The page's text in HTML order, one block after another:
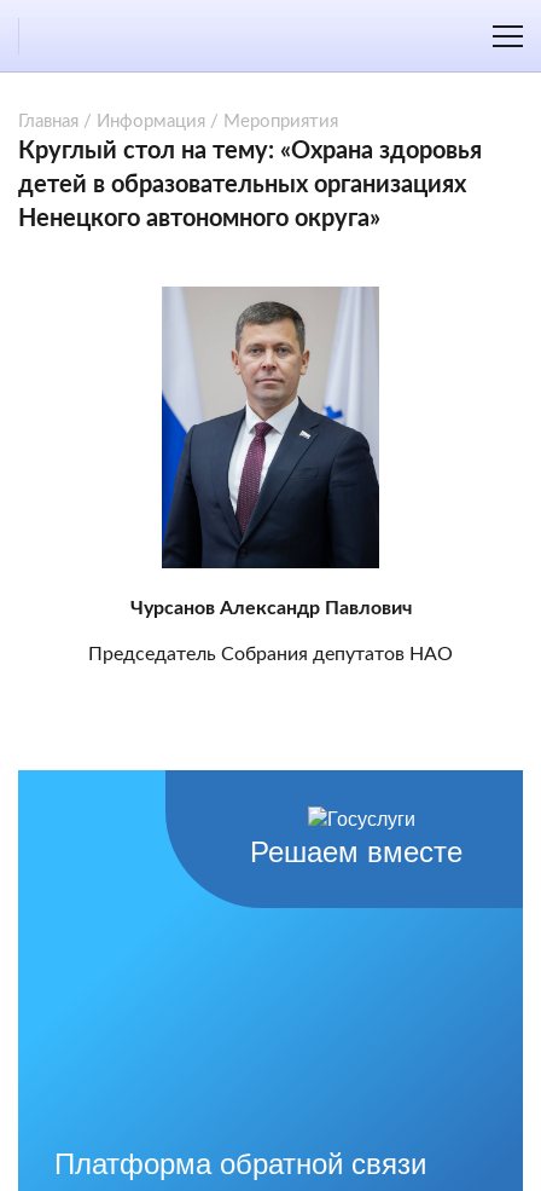
Главная / Информация / Мероприятия
Круглый стол на тему: «Охрана здоровья
детей в образовательных организациях
Ненецкого автономного округа»
Чурсанов Александр Павлович
Председатель Собрания депутатов НАО
Решаем вместе
Платформа обратной связи